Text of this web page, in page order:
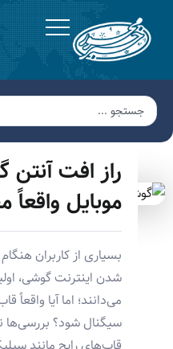
راز افت
موبایل
بسیاری از کاربران
شدن اینترنت گوشی،
می‌دانند؛ اما آیا
سیگنال شود؟